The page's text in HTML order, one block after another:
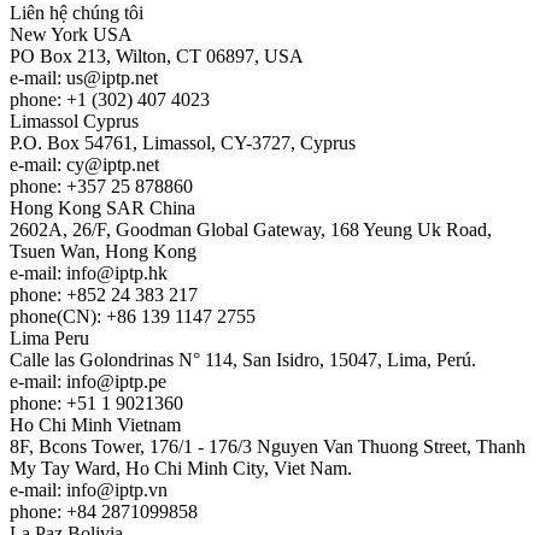
Liên hệ chúng tôi
New York USA
PO Box 213, Wilton, CT 06897, USA
e-mail: us
iptp.net
phone: +1 (302) 407 4023
Limassol Cyprus
P.O. Box 54761, Limassol, CY-3727, Cyprus
e-mail: cy
iptp.net
phone: +357 25 878860
Hong Kong SAR China
2602A, 26/F, Goodman Global Gateway, 168 Yeung Uk Road,
Tsuen Wan, Hong Kong
e-mail: info
iptp.hk
phone: +852 24 383 217
phone(CN): +86 139 1147 2755
Lima Peru
Calle las Golondrinas N° 114, San Isidro, 15047, Lima, Perú.
e-mail: info
iptp.pe
phone: +51 1 9021360
Ho Chi Minh Vietnam
8F, Bcons Tower, 176/1 - 176/3 Nguyen Van Thuong Street, Thanh
My Tay Ward, Ho Chi Minh City, Viet Nam.
e-mail: info
iptp.vn
phone: +84 2871099858